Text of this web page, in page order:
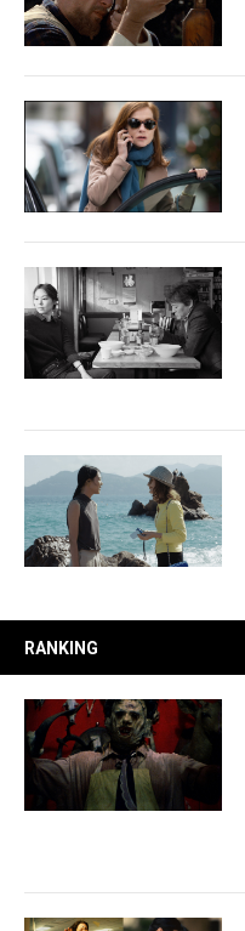
RANKING